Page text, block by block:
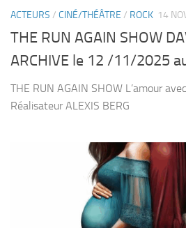
ACTEURS / CINÉ/THÉÂTRE / ROCK 14
THE RUN AGAIN SHOW
ARCHIVE le 12 /11/2025
THE RUN AGAIN SHOW L’amour
Réalisateur ALEXIS